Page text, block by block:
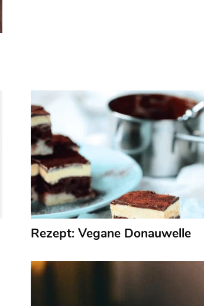
Rezept: Vegane Donauwelle